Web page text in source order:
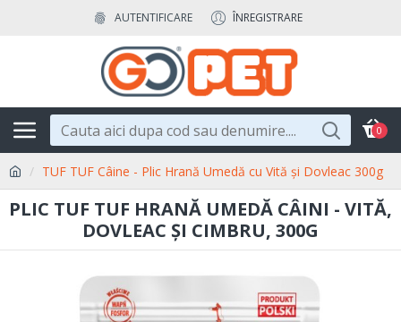
AUTENTIFICARE ÎNREGISTRARE
0
TUF TUF Câine - Plic Hrană Umedă cu Vită și Dovleac 300g
PLIC TUF TUF HRANĂ UMEDĂ CÂINI - VITĂ,
DOVLEAC ȘI CIMBRU, 300G